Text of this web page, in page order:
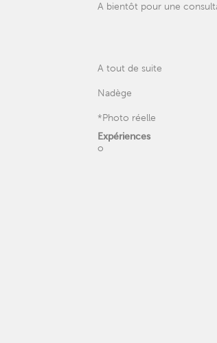
A bientôt pour une
A tout de suite
Nadège
*Photo réelle
Expériences
o